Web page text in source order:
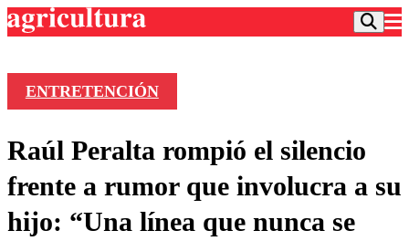
Frecuencias
Agricultura TV
Deportes
Colo Colo
Entretención
ENTRETENCIÓN
Raúl Peralta rompió el silencio
frente a rumor que involucra a su
hijo: “Una línea que nunca se